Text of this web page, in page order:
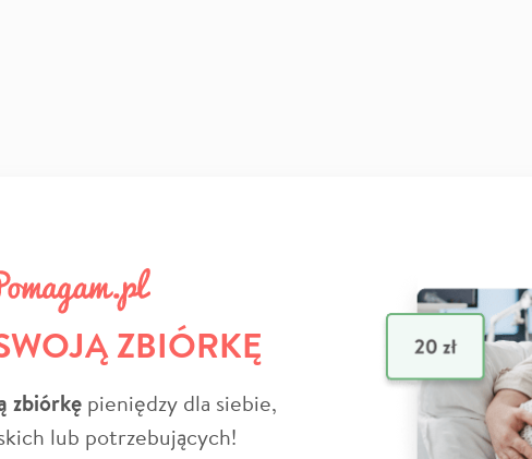
ZBIÓRKĘ
zbiórkępieniędzy dla siebie,
lub potrzebujących!